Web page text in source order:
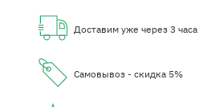
Доставим уже через 3 часа
Самовывоз - скидка 5%